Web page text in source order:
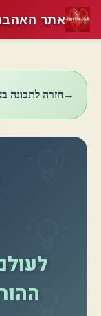
→חזרה לתבונה
אתר